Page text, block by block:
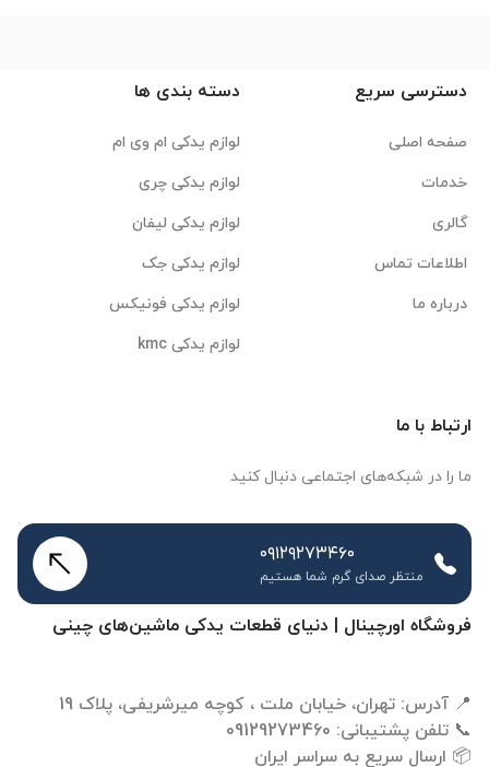
فروشگاه اورچینال | دنیای قطعات یدکی ماشین‌های چینی
دسترسی سریع
صفحه اصلی
خدمات
گالری
اطلاعات تماس
درباره ما
دسته بندی ها
لوازم یدکی ام وی ام
لوازم یدکی چری
لوازم یدکی لیفان
لوازم یدکی جک
لوازم یدکی فونیکس
لوازم یدکی kmc
ارتباط با ما
ما را در شبکه‌های اجتماعی دنبال کنید
۰۹۱۲۹۲۷۳۴۶۰
منتظر صدای گرم شما هستیم